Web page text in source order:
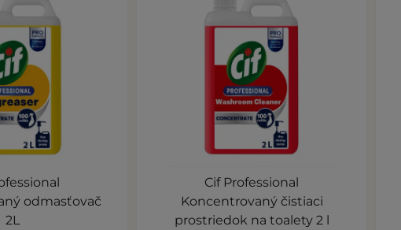
odmasťovač
2L
Cif Professional
Koncentrovaný čistiaci
prostriedok na toalety 2 l